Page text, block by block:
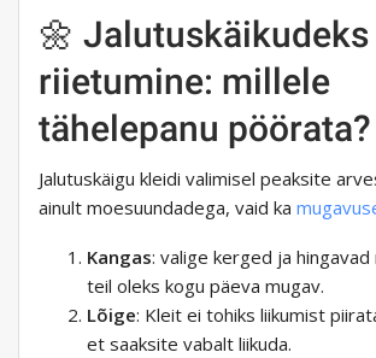
🌼 Jalutuskäikudeks
riietumine: millele
tähelepanu pöörata?
Jalutuskäigu kleidi valimisel peaksite
ainult moesuundadega, vaid ka
Kangas: valige kerged ja
teil oleks kogu päeva mugav.
Lõige: Kleit ei tohiks liikumist
et saaksite vabalt liikuda.